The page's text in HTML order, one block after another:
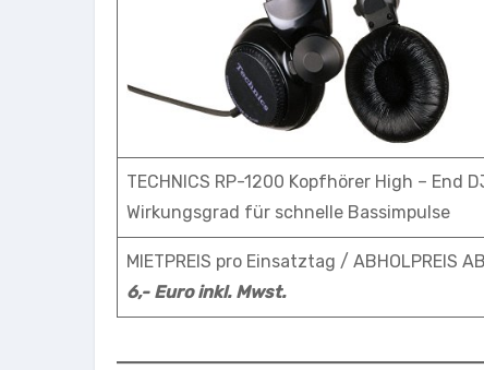
TECHNICS RP-1200 Kopfhörer High – End
Wirkungsgrad für schnelle Bassimpulse
MIETPREIS pro Einsatztag / ABHOLPREIS
6,- Euro inkl. Mwst.